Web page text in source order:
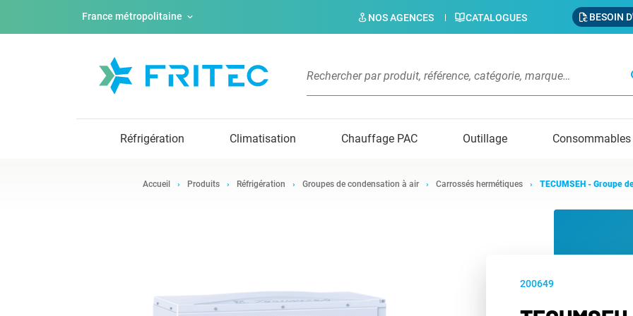
France métropolitaine NOS AGENCES CATALOGUES BESOIN
Réfrigération Climatisation Chauffage PAC Outillage Consommables
Accueil Produits Réfrigération Groupes de condensation à air Carrossés hermétiques TECUMSEH - Groupe
200649